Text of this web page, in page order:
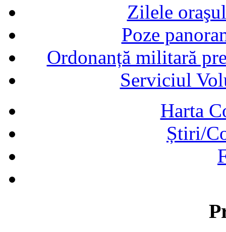
Zilele
Poze
Ordonanță militară
Serviciul
Harta
Știri/